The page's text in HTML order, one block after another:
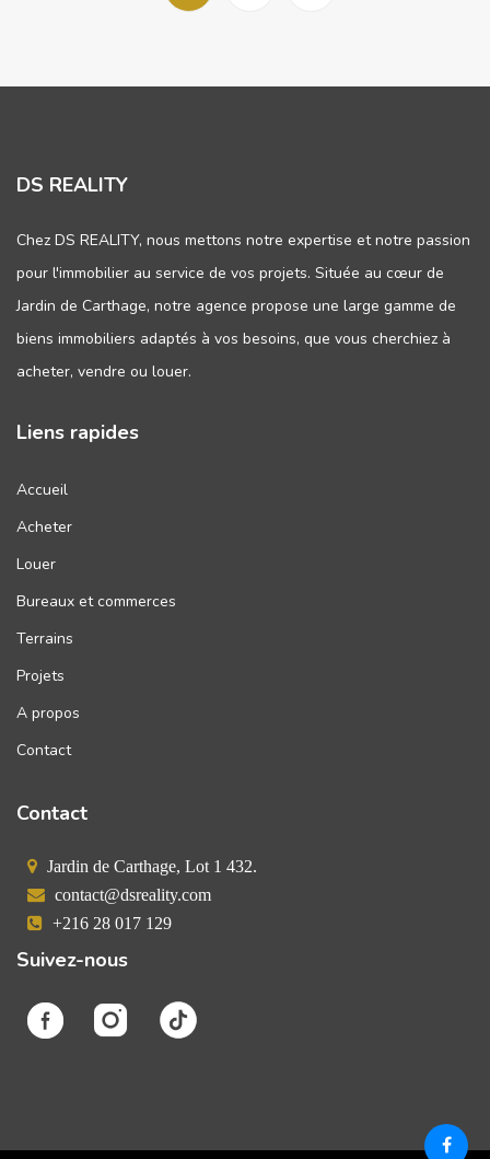
DS REALITY
Chez DS REALITY, nous mettons notre expertise et notre passion
pour l'immobilier au service de vos projets. Située au cœur de
Jardin de Carthage, notre agence propose une large gamme de
biens immobiliers adaptés à vos besoins, que vous cherchiez à
acheter, vendre ou louer.
Liens rapides
Accueil
Acheter
Louer
Bureaux et commerces
Terrains
Projets
A propos
Contact
Contact
Jardin de Carthage, Lot 1 432.
contact@dsreality.com
+216 28 017 129
Suivez-nous